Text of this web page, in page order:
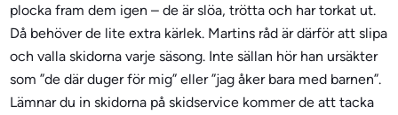
plocka fram dem igen – de är slöa, trötta och har torkat ut.
Då behöver de lite extra kärlek. Martins råd är därför att slipa
och valla skidorna varje säsong. Inte sällan hör han ursäkter
som ”de där duger för mig” eller ”jag åker bara med barnen”.
Lämnar du in skidorna på skidservice kommer de att tacka